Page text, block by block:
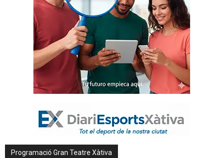
Programació Gran Teatre Xàtiva